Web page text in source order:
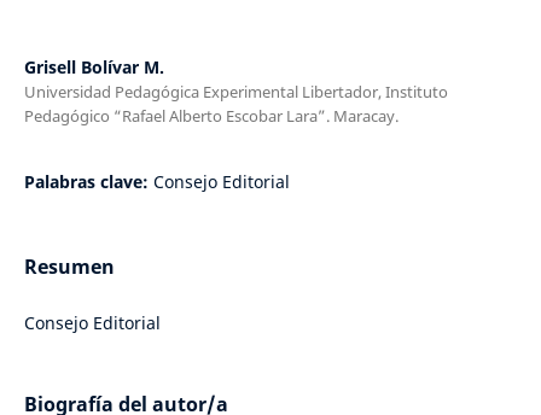
Grisell Bolívar M.
Universidad Pedagógica Experimental Libertador, Instituto
Pedagógico “Rafael Alberto Escobar Lara”. Maracay.
Palabras clave: Consejo Editorial
Resumen
Consejo Editorial
Biografía del autor/a